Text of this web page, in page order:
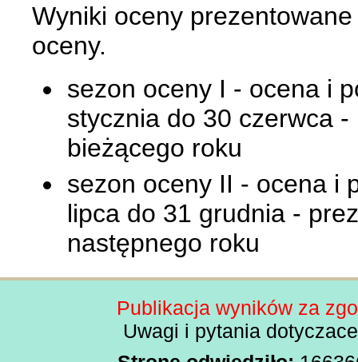
Wyniki oceny
oceny.
sezon oceny I - ocena i
stycznia do 30 czerwca
bieżącego roku
sezon oceny II - ocena i
lipca do 31 grudnia -
następnego roku
Publikacja wyników za
Uwagi i pytania